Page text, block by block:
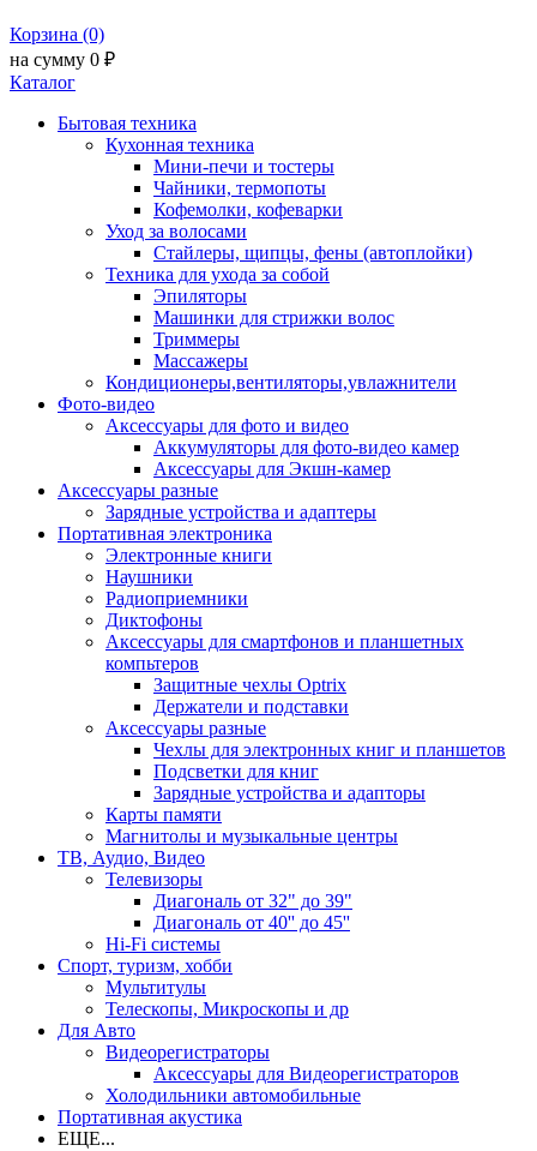
Корзина (0)
на сумму 0 ₽
Каталог
Бытовая техника
Кухонная техника
Мини-печи и тостеры
Чайники, термопоты
Кофемолки, кофеварки
Уход за волосами
Стайлеры, щипцы, фены (автоплойки)
Техника для ухода за собой
Эпиляторы
Машинки для стрижки волос
Триммеры
Массажеры
Кондиционеры,вентиляторы,увлажнители
Фото-видео
Аксессуары для фото и видео
Аккумуляторы для фото-видео камер
Аксессуары для Экшн-камер
Аксессуары разные
Зарядные устройства и адаптеры
Портативная электроника
Электронные книги
Наушники
Радиоприемники
Диктофоны
Аксессуары для смартфонов и планшетных
компьтеров
Защитные чехлы Optrix
Держатели и подставки
Аксессуары разные
Чехлы для электронных книг и планшетов
Подсветки для книг
Зарядные устройства и адапторы
Карты памяти
Магнитолы и музыкальные центры
ТВ, Аудио, Видео
Телевизоры
Диагональ от 32" до 39"
Диагональ от 40'' до 45''
Hi-Fi системы
Спорт, туризм, хобби
Мультитулы
Телескопы, Микроскопы и др
Для Авто
Видеорегистраторы
Аксессуары для Видеорегистраторов
Холодильники автомобильные
Портативная акустика
ЕЩЕ...